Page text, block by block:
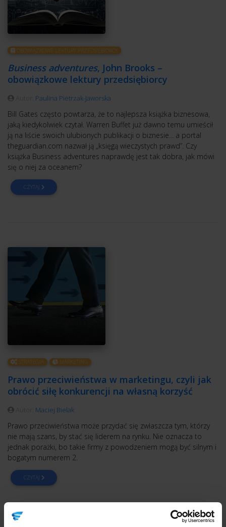
OBOWIĄZKOWE LEKTURY PRZEDSIĘBIORCY
Business adventures, John Brooks –
obowiązkowe lektury przedsiębiorcy
Paulina Pietrzak-Jaworska
Bill Gates często powtarza, że to najlepsza książka biznesowa,
jaką kiedykolwiek czytał. Warren Buffet już dawno temu umieścił
ją na liście swoich ulubionych publikacji o biznesie... a portal
theguardian.com nazwał ją „księgą wieczystych prawd”. Czy
książka Business adventures naprawdę jest tak dobra, jak mówi
się o niej za oceanem?
CZYTAJ
STRATEGIA MARKETING
Prawo przeciwieństwa w marketingu, czyli jak
obrócić siłę konkurencji na własną korzyść
Maciej Bielak
Prawo przeciwieństwa może przydać się zwłaszcza tym, którzy
nie mają szans, by stać się liderem na rynku. Nie oznacza to
jednak porażki, bo takie firmy z powodzeniem mogą być silnym i
bogatym numerem 2.
CZYTAJ